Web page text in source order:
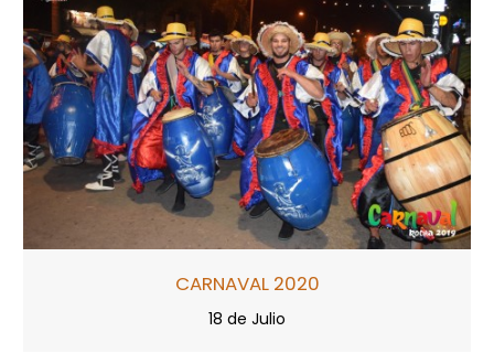
CARNAVAL 2020
18 de Julio